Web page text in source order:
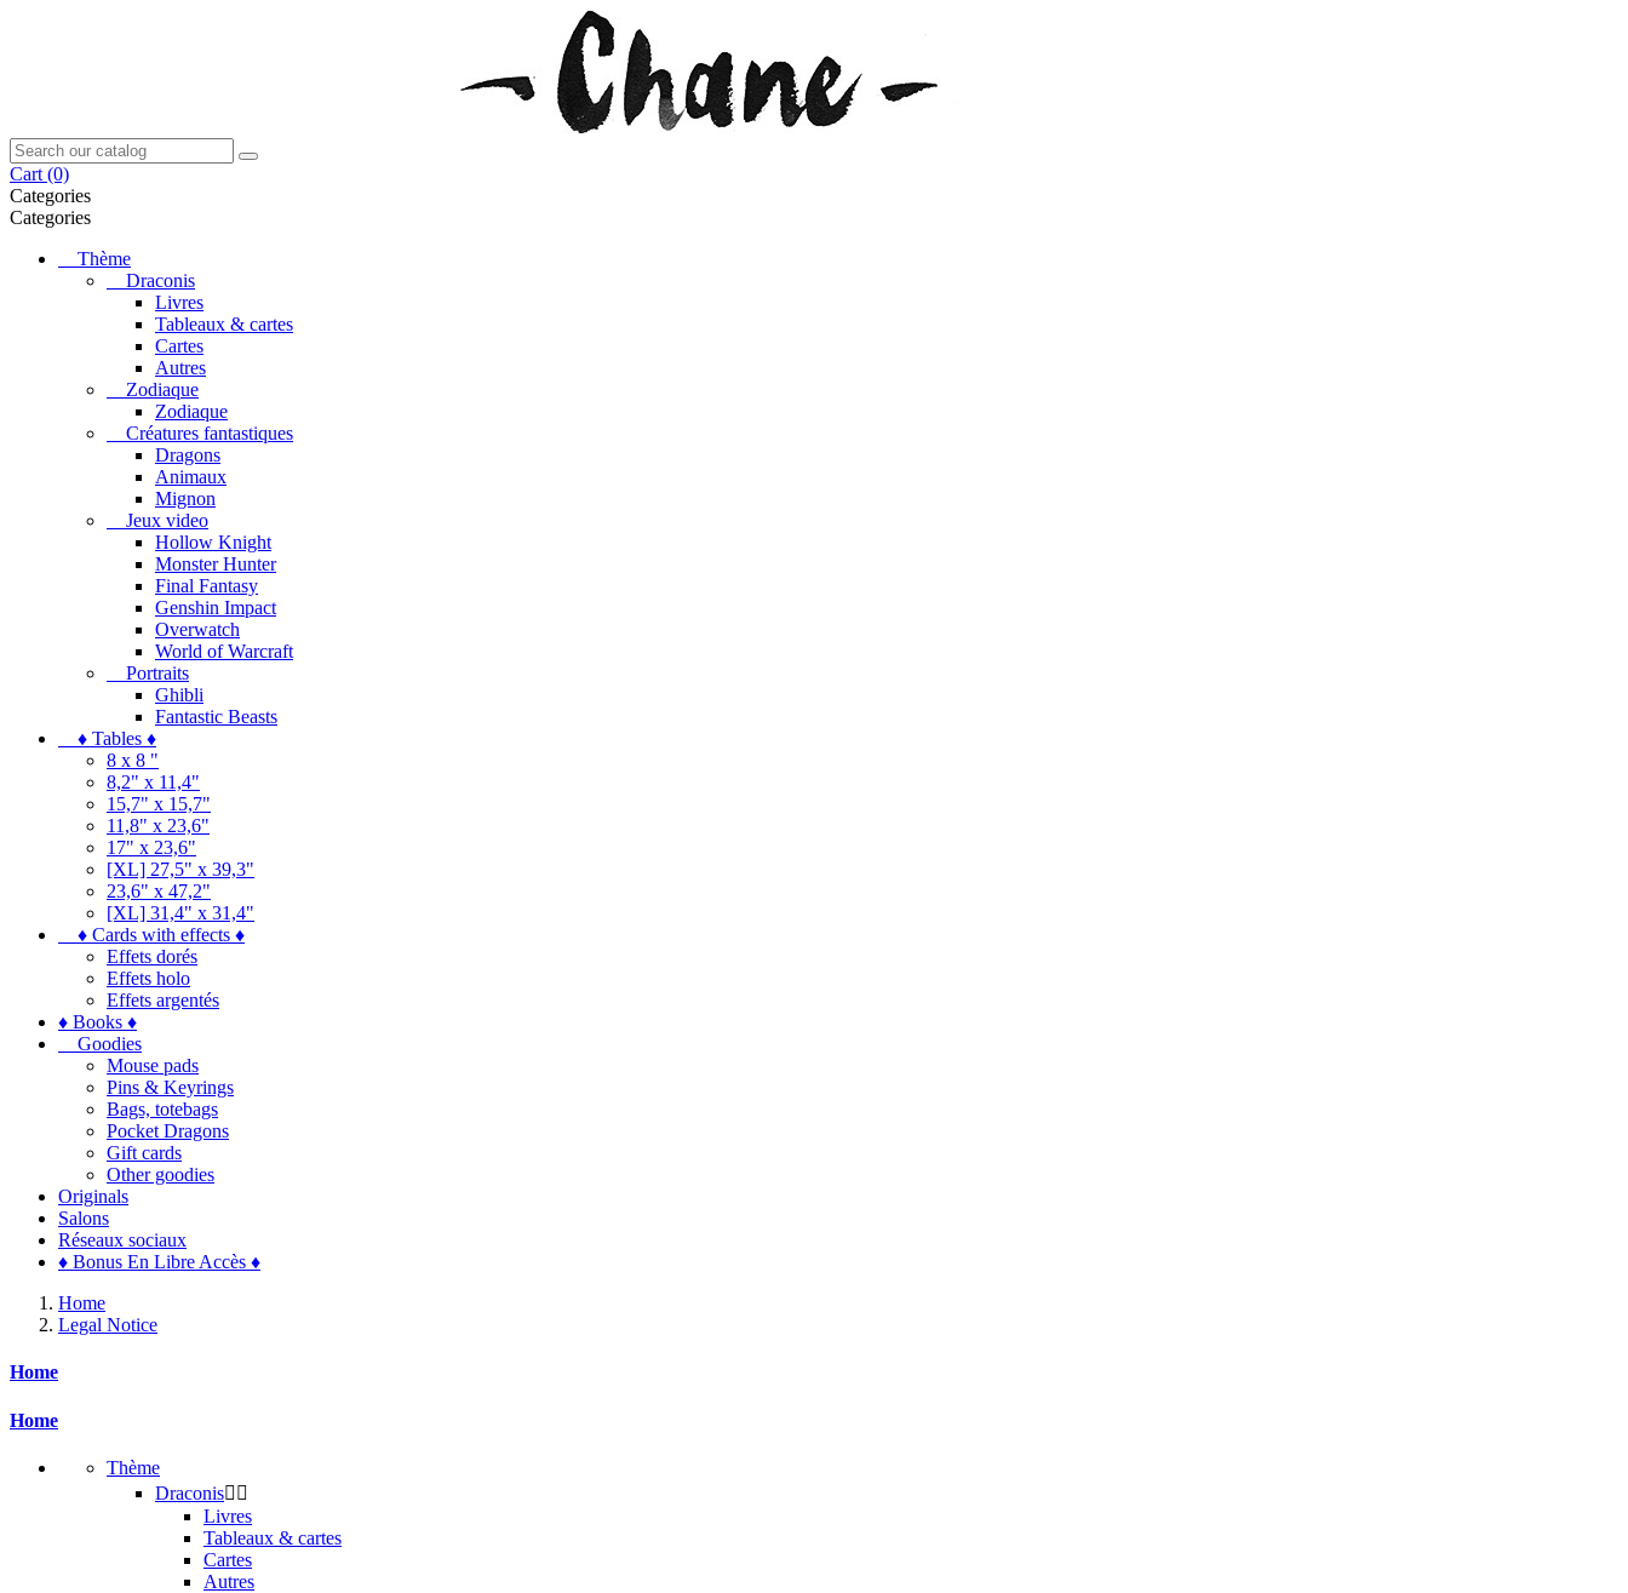
Cart (0)
Categories
Categories
Thème
Draconis
Livres
Tableaux & cartes
Cartes
Autres
Zodiaque
Zodiaque
Créatures fantastiques
Dragons
Animaux
Mignon
Jeux video
Hollow Knight
Monster Hunter
Final Fantasy
Genshin Impact
Overwatch
World of Warcraft
Portraits
Ghibli
Fantastic Beasts
♦ Tables ♦
8 x 8 "
8,2" x 11,4"
15,7" x 15,7"
11,8" x 23,6"
17" x 23,6"
[XL] 27,5" x 39,3"
23,6" x 47,2"
[XL] 31,4" x 31,4"
♦ Cards with effects ♦
Effets dorés
Effets holo
Effets argentés
♦ Books ♦
Goodies
Mouse pads
Pins & Keyrings
Bags, totebags
Pocket Dragons
Gift cards
Other goodies
Originals
Salons
Réseaux sociaux
♦ Bonus En Libre Accès ♦
Home
Legal Notice
Home
Home
Thème
Draconis 
Livres
Tableaux & cartes
Cartes
Autres